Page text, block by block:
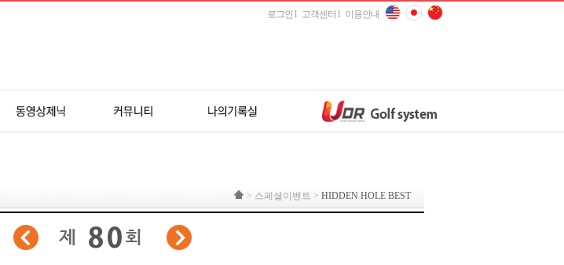
로그인 l 고객센터 l 이용안내
> 스페셜이벤트 > HIDDEN HOLE BEST